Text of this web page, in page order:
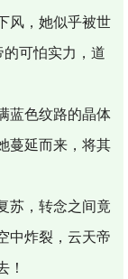
风，她似乎被世
的可怕实力，道
蓝色纹路的晶体
蔓延而来，将其
苏，转念之间竟
中炸裂，云天帝
！